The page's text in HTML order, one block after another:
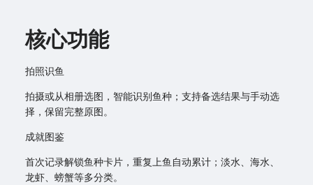
核心功能
拍照识鱼
拍摄或从相册选图，智能识别鱼种；支持备选结果与手动选
择，保留完整原图。
成就图鉴
首次记录解锁鱼种卡片，重复上鱼自动累计；淡水、海水、
龙虾、螃蟹等多分类。